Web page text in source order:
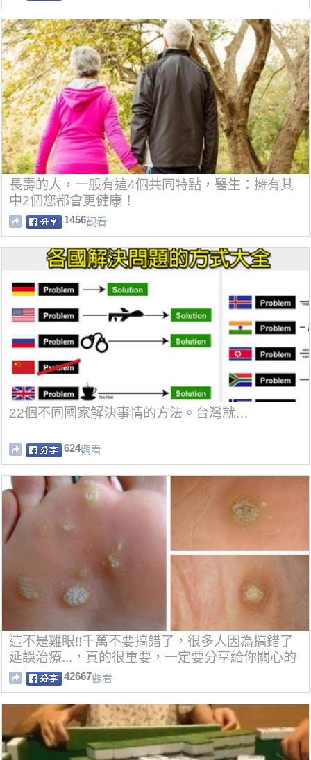
長壽的人，一般有這4個共同特點，醫生：擁有其
中2個您都會更健康！
1456觀看
22個不同國家解決事情的方法。台灣就…
624觀看
這不是雞眼!!千萬不要搞錯了，很多人因為搞錯了
延誤治療...，真的很重要，一定要分享給你關心的
人知道!!
42667觀看